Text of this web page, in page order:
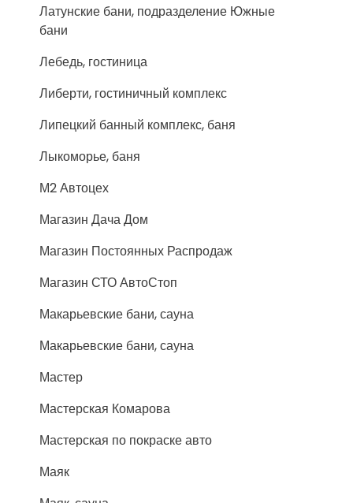
Латунские бани, подразделение Южные
бани
Лебедь, гостиница
Либерти, гостиничный комплекс
Липецкий банный комплекс, баня
Лыкоморье, баня
М2 Автоцех
Магазин Дача Дом
Магазин Постоянных Распродаж
Магазин СТО АвтоСтоп
Макарьевские бани, сауна
Макарьевские бани, сауна
Мастер
Мастерская Комарова
Мастерская по покраске авто
Маяк